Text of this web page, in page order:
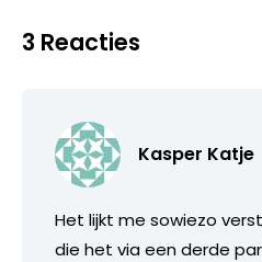
3 Reacties
Kasper Katje
Het lijkt me sowiezo
die het via een derde